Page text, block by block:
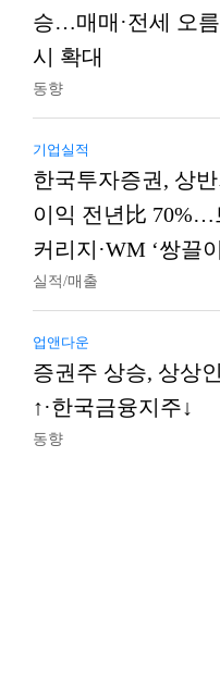
승…매매·전세 오
시 확대
동향
기업실적
한국투자증권, 상
이익 전년比 70%…
커리지·WM ‘쌍끌
실적/매출
업앤다운
증권주 상승, 상상
↑·한국금융지주↓
동향